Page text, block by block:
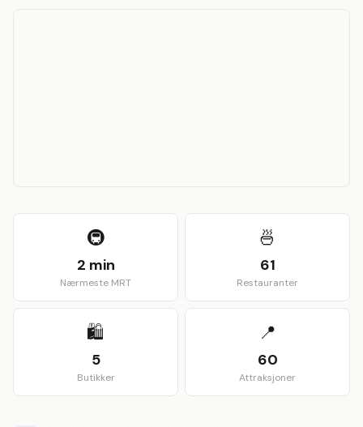
🚇
2 min
Nærmeste MRT
🍜
61
Restauranter
🛍️
5
Butikker
📍
60
Attraksjoner